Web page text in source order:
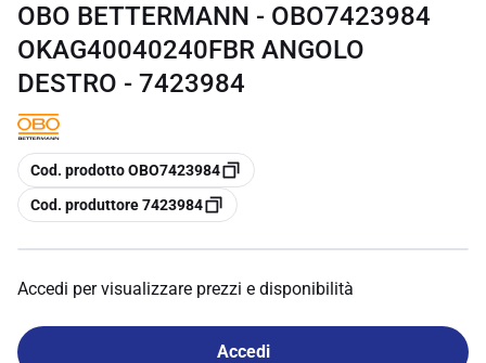
OBO BETTERMANN - OBO7423984
OKAG40040240FBR ANGOLO
DESTRO - 7423984
copia
Cod. prodotto OBO7423984
copia
Cod. produttore 7423984
Accedi per visualizzare prezzi e disponibilità
Accedi